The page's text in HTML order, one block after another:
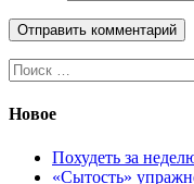
Поиск:
Новое
Похудеть за
«Сытость»